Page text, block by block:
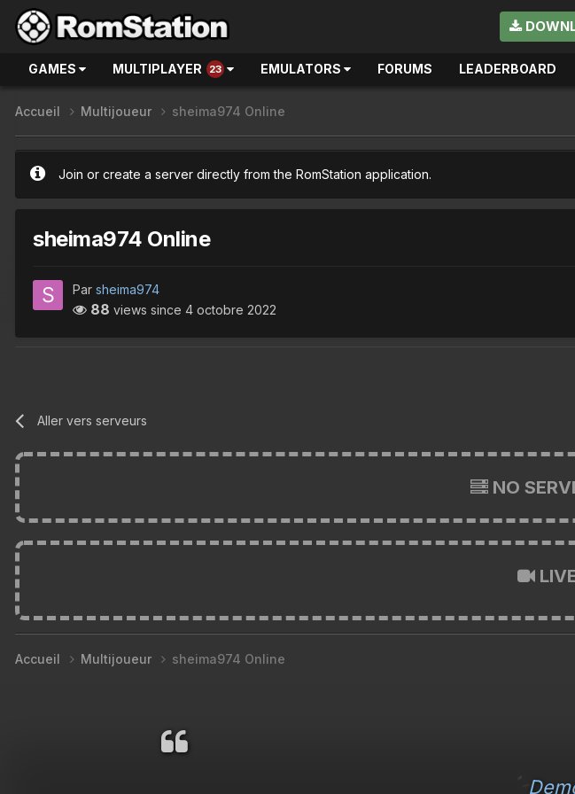
GAMES MULTIPLAYER 23 EMULATORS FORUMS LEADERBOARD
Accueil Multijoueur sheima974 Online
Join or create a server directly from the RomStation application.
sheima974 Online
Par sheima974
88 views since 4 octobre 2022
Aller vers serveurs
NO
Accueil Multijoueur sheima974 Online